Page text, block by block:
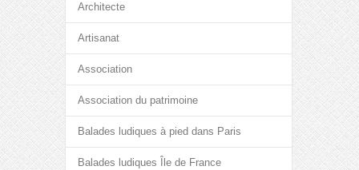
Architecte
Artisanat
Association
Association du patrimoine
Balades ludiques à pied dans Paris
Balades ludiques Île de France